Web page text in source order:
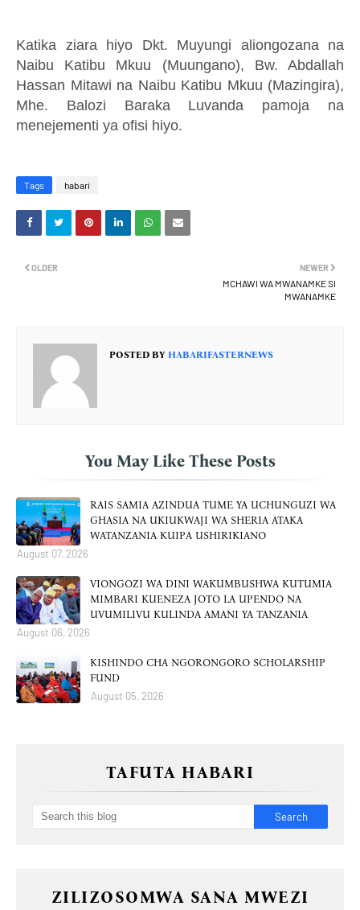
Katika ziara hiyo Dkt. Muyungi aliongozana na
Naibu Katibu Mkuu (Muungano), Bw. Abdallah
Hassan Mitawi na Naibu Katibu Mkuu (Mazingira),
Mhe. Balozi Baraka Luvanda pamoja na
menejementi ya ofisi hiyo.
Tags habari
NEWER
MCHAWI WA MWANAMKE SI
MWANAMKE
OLDER
POSTED BY HABARIFASTERNEWS
You May Like These Posts
RAIS SAMIA AZINDUA TUME YA UCHUNGUZI WA
GHASIA NA UKIUKWAJI WA SHERIA ATAKA
WATANZANIA KUIPA USHIRIKIANO
August 07, 2026
VIONGOZI WA DINI WAKUMBUSHWA KUTUMIA
MIMBARI KUENEZA JOTO LA UPENDO NA
UVUMILIVU KULINDA AMANI YA TANZANIA
August 06, 2026
KISHINDO CHA NGORONGORO SCHOLARSHIP
FUND
August 05, 2026
TAFUTA HABARI
ZILIZOSOMWA SANA MWEZI